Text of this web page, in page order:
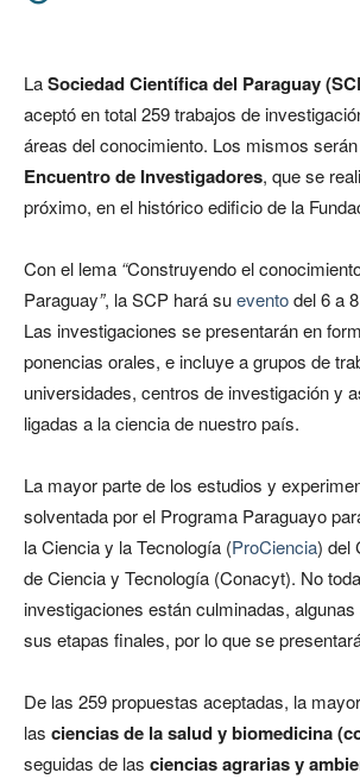
LaSociedad Científica del Paraguay
aceptó en total 259 trabajos de
áreas del conocimiento. Los mismos
Encuentro de Investigadores, que se
próximo, en el histórico edificio de la
Con el lema “Construyendo el
Paraguay”, la SCP hará sueventodel 6 a
Las investigaciones se presentarán en
ponencias orales, e incluye a grupos de
universidades, centros de investigación y
ligadas a la ciencia de nuestro país.
La mayor parte de los estudios y
solventada por el Programa Paraguayo
la Ciencia y la Tecnología (ProCiencia) del
de Ciencia y Tecnología (Conacyt). No
investigaciones están culminadas,
sus etapas finales, por lo que se
De las 259 propuestas aceptadas, la
las ciencias de la salud y biomedicina
seguidas de las ciencias agrarias y